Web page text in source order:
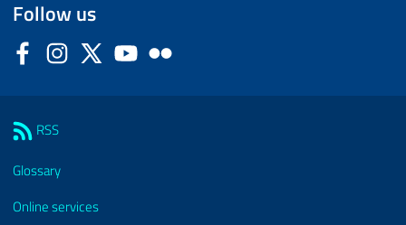
Follow us
FacebookInstagram
Twitter YouTube
RSS
Glossary
Online services